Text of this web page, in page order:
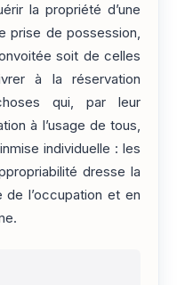
la propriété d’une
prise de possession,
soit de celles
à la réservation
qui, par leur
à l’usage de tous,
individuelle : les
dresse la
de l’occupation et en